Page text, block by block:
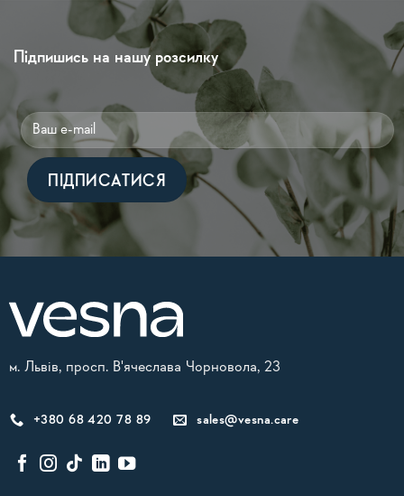
Підпишись на нашу розсилку
Alternative:
м. Львів, просп. В'ячеслава Чорновола, 23
+380 68 420 78 89 sales@vesna.care